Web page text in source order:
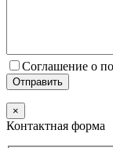
Соглашение о
×
Контактная форма